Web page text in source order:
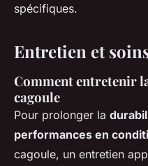
spécifiques.
Entretien et
Comment entretenir
cagoule
Pour prolonger la
performances en
cagoule, un entretien